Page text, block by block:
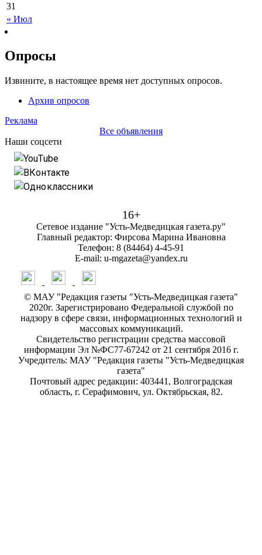
« Июл
31
Опросы
Извините, в настоящее время нет доступных опросов.
Архив опросов
Реклама
Все объявления
Наши соцсети
YouTube
ВКонтакте
Одноклассники
16+
Сетевое издание "Усть-Медведицкая газета.ру"
Главный редактор: Фирсова Марина Ивановна
Телефон: 8 (84464) 4-45-91
E-mail: u-mgazeta@yandex.ru
© МАУ "Редакция газеты "Усть-Медведицкая газета"
2020г. Зарегистрировано Федеральной службой по
надзору в сфере связи, информационных технологий и
массовых коммуникаций.
Свидетельство регистрации средства массовой
информации Эл №ФС77-67242 от 21 сентября 2016 г.
Учредитель: МАУ "Редакция газеты "Усть-Медведицкая
газета"
Почтовый адрес редакции: 403441, Волгоградская
область, г. Серафимович, ул. Октябрьская, 82.